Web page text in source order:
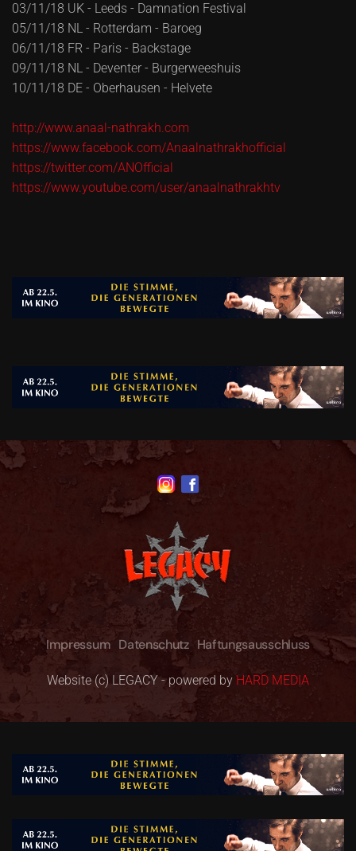
03/11/18 UK - Leeds - Damnation Festival
05/11/18 NL - Rotterdam - Baroeg
06/11/18 FR - Paris - Backstage
09/11/18 NL - Deventer - Burgerweeshuis
10/11/18 DE - Oberhausen - Helvete
http://www.anaal-nathrakh.com
https://www.facebook.com/Anaalnathrakhofficial
https://twitter.com/ANOfficial
https://www.youtube.com/user/anaalnathrakhtv
Impressum Datenschutz Haftungsausschluss
Website (c) LEGACY - powered by HARD MEDIA